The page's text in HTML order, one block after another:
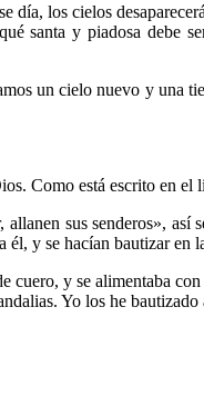
los cielos
santa y piadosa
un cielo nuevo y una
Como está escrito en
sus senderos»,
y se hacían bautizar en
cuero, y se alimentaba
Yo los he